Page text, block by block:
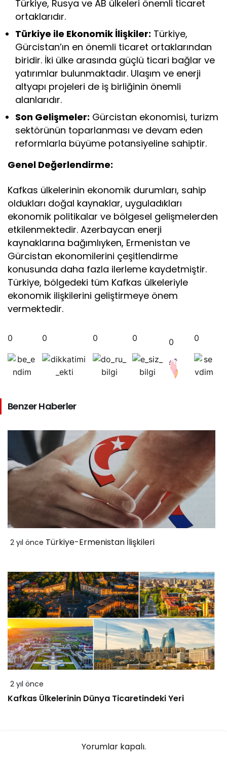
Türkiye, Rusya ve AB ülkeleri önemli ticaret
ortaklarıdır.
Türkiye ile Ekonomik İlişkiler: Türkiye,
Gürcistan’ın en önemli ticaret ortaklarından
biridir. İki ülke arasında güçlü ticari bağlar ve
yatırımlar bulunmaktadır. Ulaşım ve enerji
altyapı projeleri de iş birliğinin önemli
alanlarıdır.
Son Gelişmeler: Gürcistan ekonomisi, turizm
sektörünün toparlanması ve devam eden
reformlarla büyüme potansiyeline sahiptir.
Genel Değerlendirme:
Kafkas ülkelerinin ekonomik durumları, sahip
oldukları doğal kaynaklar, uyguladıkları
ekonomik politikalar ve bölgesel gelişmelerden
etkilenmektedir. Azerbaycan enerji
kaynaklarına bağımlıyken, Ermenistan ve
Gürcistan ekonomilerini çeşitlendirme
konusunda daha fazla ilerleme kaydetmiştir.
Türkiye, bölgedeki tüm Kafkas ülkeleriyle
ekonomik ilişkilerini geliştirmeye önem
vermektedir.
0 0 0 0 0 0
Benzer Haberler
2 yıl önce Türkiye-Ermenistan İlişkileri
2 yıl önce
Kafkas Ülkelerinin Dünya Ticaretindeki Yeri
Yorumlar kapalı.